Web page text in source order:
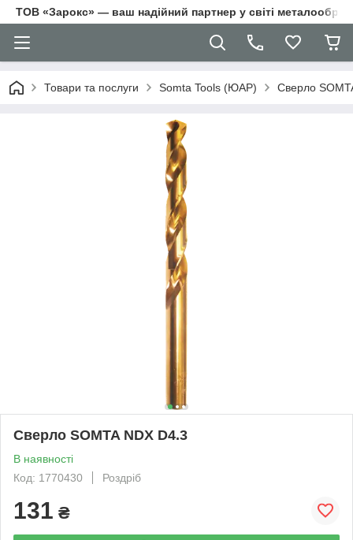
ТОВ «Зарокс» — ваш надійний партнер у світі
Товари та послуги Somta Tools (ЮАР) Сверло
Сверло SOMTA NDX D4.3
В наявності
Код: 1770430
Роздріб
131 ₴